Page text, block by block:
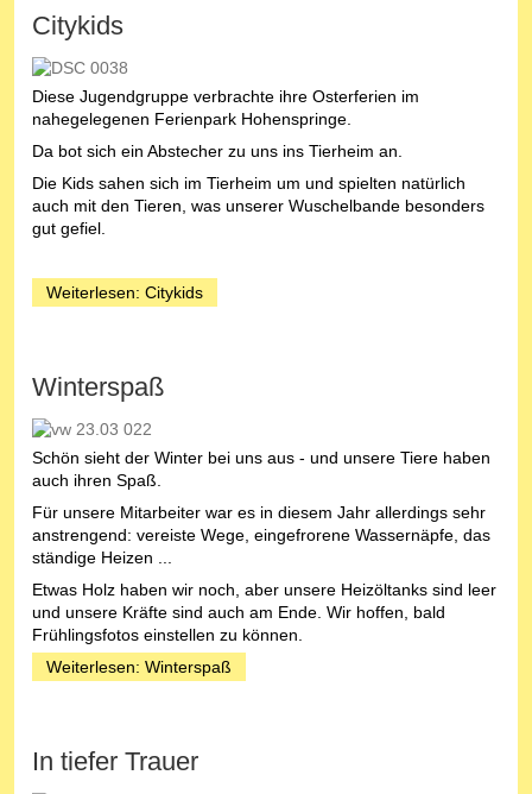
Citykids
Diese Jugendgruppe verbrachte ihre Osterferien im
nahegelegenen Ferienpark Hohenspringe.
Da bot sich ein Abstecher zu uns ins Tierheim an.
Die Kids sahen sich im Tierheim um und spielten natürlich
auch mit den Tieren, was unserer Wuschelbande besonders
gut gefiel.
Weiterlesen: Citykids
Winterspaß
Schön sieht der Winter bei uns aus - und unsere Tiere haben
auch ihren Spaß.
Für unsere Mitarbeiter war es in diesem Jahr allerdings sehr
anstrengend: vereiste Wege, eingefrorene Wassernäpfe, das
ständige Heizen ...
Etwas Holz haben wir noch, aber unsere Heizöltanks sind leer
und unsere Kräfte sind auch am Ende. Wir hoffen, bald
Frühlingsfotos einstellen zu können.
Weiterlesen: Winterspaß
In tiefer Trauer